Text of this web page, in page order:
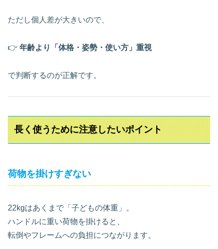
ただし個人差が大きいので、
👉 年齢より「体格・姿勢・使い方」重視
で判断するのが正解です。
長く使うために注意したいポイント
荷物を掛けすぎない
22kgはあくまで「子どもの体重」。
ハンドルに重い荷物を掛けると、
転倒やフレームへの負担につながります。